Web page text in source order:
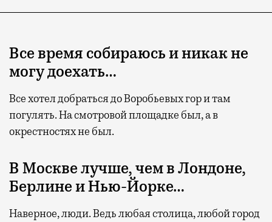
Все время собираюсь и никак не
могу доехать…
Все хотел добраться до Воробьевых гор и там
погулять. На смотровой площадке был, а в
окрестностях не был.
В Москве лучше, чем в Лондоне,
Берлине и Нью-Йорке…
Наверное, люди. Ведь любая столица, любой город